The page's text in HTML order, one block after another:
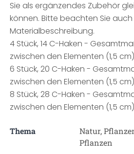
Sie als ergänzendes Zubehör
können. Bitte beachten Sie
Materialbeschreibung.
4 Stück, 14 C-Haken -
zwischen den Elementen (1,5
6 Stück, 20 C-Haken -
zwischen den Elementen (1,5 cm):
8 Stück, 28 C-Haken -
zwischen den Elementen (1,5
Thema
Natur,
Pflanzen